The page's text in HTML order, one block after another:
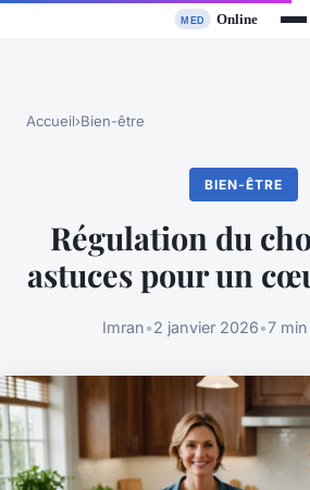
Accueil›Bien-être
BIEN-ÊTRE
Régulation du
astuces pour un
Imran•2 janvier 2026•7